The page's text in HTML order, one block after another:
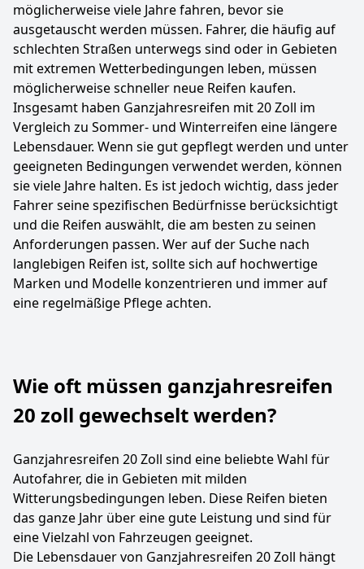
möglicherweise viele Jahre fahren, bevor sie
ausgetauscht werden müssen. Fahrer, die häufig auf
schlechten Straßen unterwegs sind oder in Gebieten
mit extremen Wetterbedingungen leben, müssen
möglicherweise schneller neue Reifen kaufen.
Insgesamt haben Ganzjahresreifen mit 20 Zoll im
Vergleich zu Sommer- und Winterreifen eine längere
Lebensdauer. Wenn sie gut gepflegt werden und unter
geeigneten Bedingungen verwendet werden, können
sie viele Jahre halten. Es ist jedoch wichtig, dass jeder
Fahrer seine spezifischen Bedürfnisse berücksichtigt
und die Reifen auswählt, die am besten zu seinen
Anforderungen passen. Wer auf der Suche nach
langlebigen Reifen ist, sollte sich auf hochwertige
Marken und Modelle konzentrieren und immer auf
eine regelmäßige Pflege achten.
Wie oft müssen ganzjahresreifen
20 zoll gewechselt werden?
Ganzjahresreifen 20 Zoll sind eine beliebte Wahl für
Autofahrer, die in Gebieten mit milden
Witterungsbedingungen leben. Diese Reifen bieten
das ganze Jahr über eine gute Leistung und sind für
eine Vielzahl von Fahrzeugen geeignet.
Die Lebensdauer von Ganzjahresreifen 20 Zoll hängt